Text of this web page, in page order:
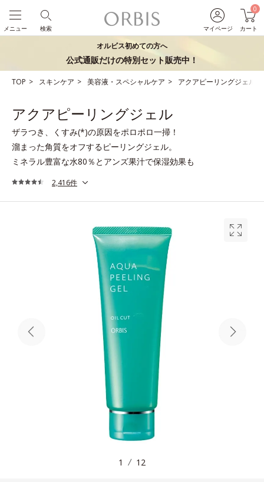
マイページ
0
カート
検索
メニュー
オルビス初めての方へ
公式通販だけの特別セット販売中！
TOP スキンケア 美容液・スペシャルケア アクアピーリングジェル
アクアピーリングジェル
ザラつき、くすみ(*)の原因をポロポロ一掃！
溜まった角質をオフするピーリングジェル。
ミネラル豊富な水80％とアンズ果汁で保湿効果も
2,416件
1 12